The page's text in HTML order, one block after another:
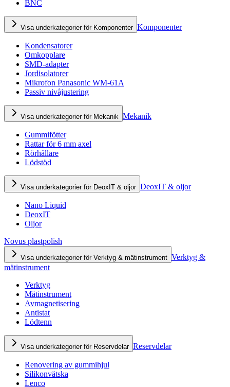
BNC
Visa underkategorier för Komponenter Komponenter
Kondensatorer
Omkopplare
SMD-adapter
Jordisolatorer
Mikrofon Panasonic WM-61A
Passiv nivåjustering
Visa underkategorier för Mekanik Mekanik
Gummifötter
Rattar för 6 mm axel
Rörhållare
Lödstöd
Visa underkategorier för DeoxIT & oljor DeoxIT & oljor
Nano Liquid
DeoxIT
Oljor
Novus plastpolish
Visa underkategorier för Verktyg & mätinstrument Verktyg &
mätinstrument
Verktyg
Mätinstrument
Avmagnetisering
Antistat
Lödtenn
Visa underkategorier för Reservdelar Reservdelar
Renovering av gummihjul
Silikonvätska
Lenco